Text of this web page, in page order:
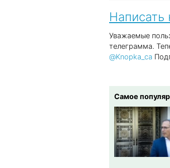
Написать
Уважаемые
телеграмма.
@Knopka_ca
Самое